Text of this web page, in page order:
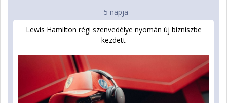
5 napja
Lewis Hamilton régi szenvedélye nyomán új bizniszbe
kezdett